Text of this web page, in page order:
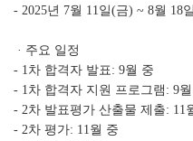
- 2025년 7월 11일(금) ~ 8월 18
· 주요 일정
- 1차 합격자 발표: 9월 중
- 1차 합격자 지원 프로그램: 9
- 2차 발표평가 산출물 제출: 11
- 2차 평가: 11월 중